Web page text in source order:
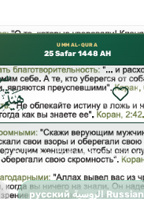
UMM AL-QURA
25 Safar 1448 AH
русский الروسية Russian›
русский الروسية Russian